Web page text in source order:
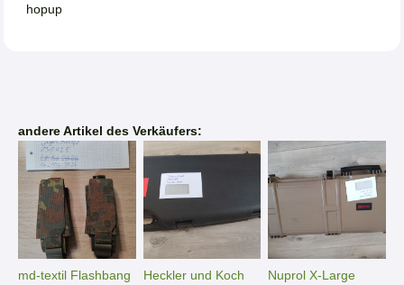
hopup
andere Artikel des Verkäufers:
md-textil Flashbang
Heckler und Koch
Nuprol X-Large